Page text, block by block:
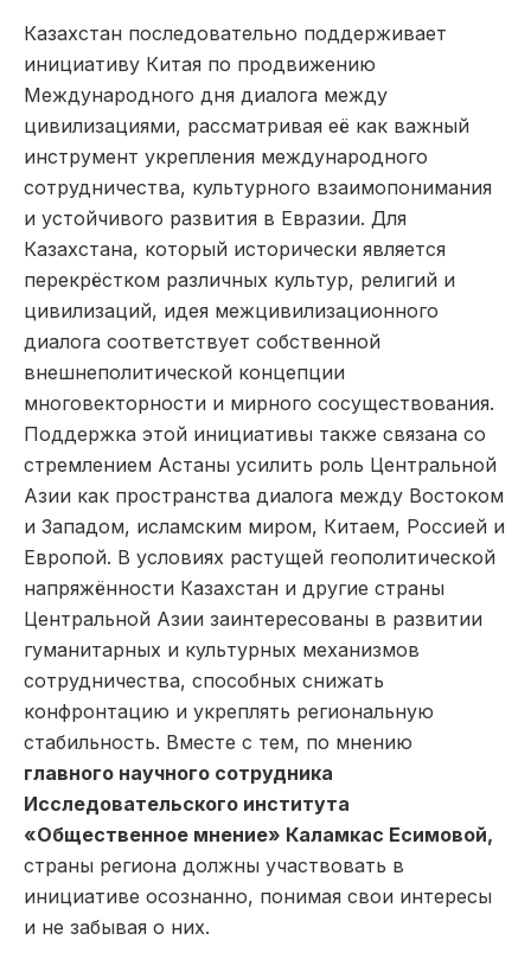
Казахстан последовательно поддерживает
инициативу Китая по продвижению
Международного дня диалога между
цивилизациями, рассматривая её как важный
инструмент укрепления международного
сотрудничества, культурного взаимопонимания
и устойчивого развития в Евразии. Для
Казахстана, который исторически является
перекрёстком различных культур, религий и
цивилизаций, идея межцивилизационного
диалога соответствует собственной
внешнеполитической концепции
многовекторности и мирного сосуществования.
Поддержка этой инициативы также связана со
стремлением Астаны усилить роль Центральной
Азии как пространства диалога между Востоком
и Западом, исламским миром, Китаем, Россией и
Европой. В условиях растущей геополитической
напряжённости Казахстан и другие страны
Центральной Азии заинтересованы в развитии
гуманитарных и культурных механизмов
сотрудничества, способных снижать
конфронтацию и укреплять региональную
стабильность. Вместе с тем, по мнению
главного научного сотрудника
Исследовательского института
«Общественное мнение» Каламкас Есимовой,
страны региона должны участвовать в
инициативе осознанно, понимая свои интересы
и не забывая о них.